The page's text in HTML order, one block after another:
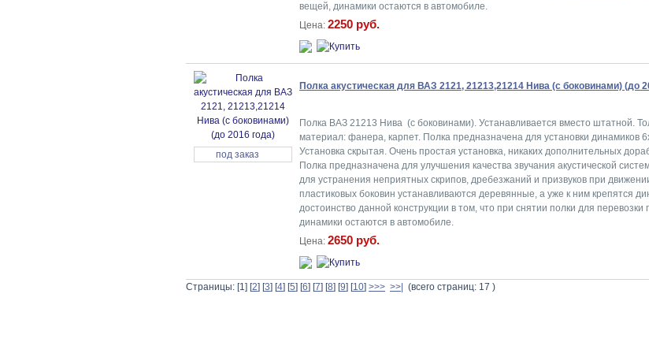
вещей, динамики остаются в автомобиле.
Цена: 2250 руб.
под заказ
Полка акустическая для ВАЗ 2121, 21213,21214 Нива (с боковинами) (до
Полка ВАЗ 21213 Нива (с боковинами). Устанавливается вместо штатной.
материал: фанера, карпет. Полка предназначена для установки динамиков
Установка скрытая. Очень простая установка, никаких дополнительных
Полка предназначена для улучшения качества звучания акустической
для устранения неприятных скрипов, дребезжаний и призвуков при
пластиковых боковин устанавливаются деревянные, а уже к ним крепятся
достоинство данной конструкции в том, что при снятии полки для
динамики остаются в автомобиле.
Цена: 2650 руб.
Страницы: [1] [2] [3] [4] [5] [6] [7] [8] [9] [10] >>> >>| (всего страниц: 17 )